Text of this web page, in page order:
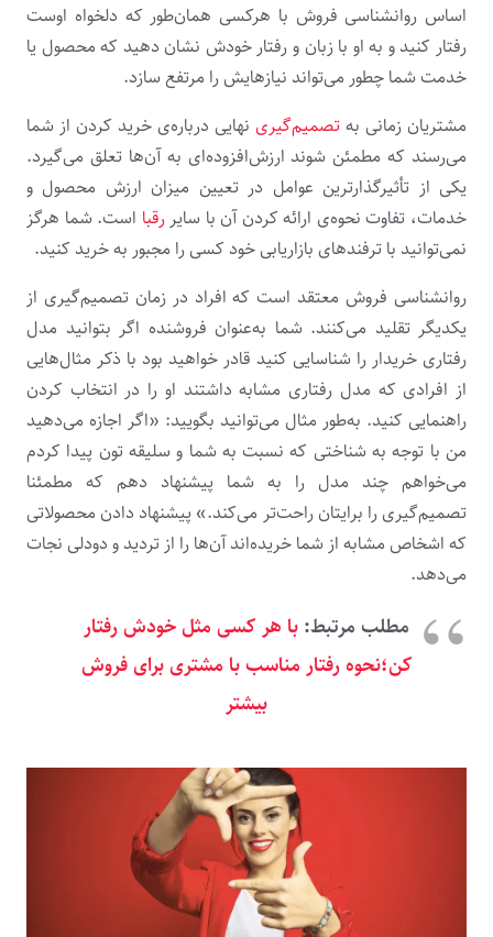
اساس روانشناسی فروش با هرکسی همان‌طور که دلخواه اوست
رفتار کنید و به او با زبان و رفتار خودش نشان دهید که محصول یا
خدمت شما چطور می‌تواند نیازهایش را مرتفع سازد.
مشتریان زمانی به تصمیم‌گیری نهایی درباره‌ی خرید کردن از شما
می‌رسند که مطمئن شوند ارزش‌افزوده‌ای به آن‌ها تعلق می‌گیرد.
یکی از تأثیرگذارترین عوامل در تعیین میزان ارزش محصول و
خدمات، تفاوت نحوه‌ی ارائه کردن آن با سایر رقبا است. شما هرگز
نمی‌توانید با ترفندهای بازاریابی خود کسی را مجبور به خرید کنید.
روانشناسی فروش معتقد است که افراد در زمان تصمیم‌گیری از
یکدیگر تقلید می‌کنند. شما به‌عنوان فروشنده اگر بتوانید مدل
رفتاری خریدار را شناسایی کنید قادر خواهید بود با ذکر مثال‌هایی
از افرادی که مدل رفتاری مشابه داشتند او را در انتخاب کردن
راهنمایی کنید. به‌طور مثال می‌توانید بگویید: «اگر اجازه می‌دهید
من با توجه به شناختی که نسبت به شما و سلیقه تون پیدا کردم
می‌خواهم چند مدل را به شما پیشنهاد دهم که مطمئنا
تصمیم‌گیری را برایتان راحت‌تر می‌کند.» پیشنهاد دادن محصولاتی
که اشخاص مشابه از شما خریده‌اند آن‌ها را از تردید و دودلی نجات
می‌دهد.
مطلب مرتبط: با هر کسی مثل خودش رفتار
کن؛نحوه رفتار مناسب با مشتری برای فروش
بیشتر